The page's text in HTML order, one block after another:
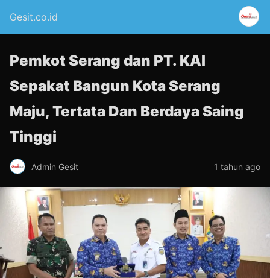
Gesit.co.id
Pemkot Serang dan PT. KAI
Sepakat Bangun Kota Serang
Maju, Tertata Dan Berdaya Saing
Tinggi
Admin Gesit 1 tahun ago